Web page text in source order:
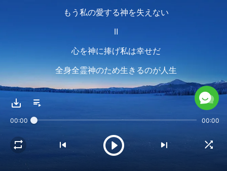
もう私の愛する神を失えない
Ⅱ
心を神に捧げ私は幸せだ
全身全霊神のため生きるのが人生
神を愛し仕えるのは最高の名誉
神の心・思い・心配を思いやる
00:00 00:00